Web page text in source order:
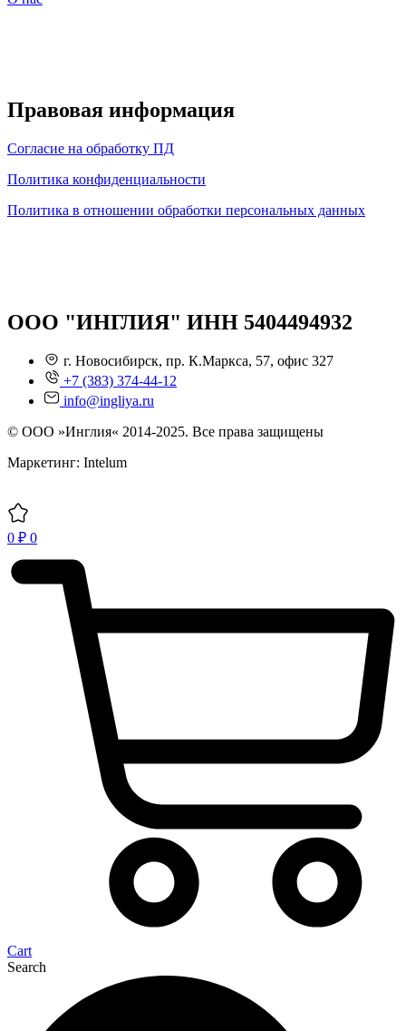
Правовая информация
Согласие на обработку ПД
Политика конфиденциальности
Политика в отношении обработки персональных данных
ООО "ИНГЛИЯ" ИНН 5404494932
г. Новосибирск, пр. К.Маркса, 57, офис 327
+7 (383) 374-44-12
info@ingliya.ru
© ООО »Инглия« 2014-2025. Все права защищены
Маркетинг: Intelum
0 ₽ 0
Cart
Search